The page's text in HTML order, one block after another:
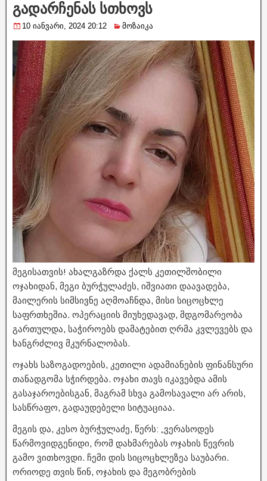
გადარჩენას სთხოვს
10 იანვარი, 2024 20:12 მოზაიკა
მეგისათვის! ახალგაზრდა ქალს კეთილშობილი
ოჯახიდან, მეგი ბურჭულაძეს, იშვიათი დაავადება,
მაილერის სიმსივნე აღმოაჩნდა, მისი სიცოცხლე
საფრთხეშია. ოპერაციის მიუხედავად, მდგომარეობა
გართულდა, საჭიროებს დამატებით ღრმა კვლევებს და
ხანგრძლივ მკურნალობას.
ოჯახს საზოგადოების, კეთილი ადამიანების ფინანსური
თანადგომა სჭირდება. ოჯახი თავს იკავებდა ამის
გასაჯაროებისგან, მაგრამ სხვა გამოსავალი არ არის,
სასწრაფო, გადაუდებელი სიტუაციაა.
მეგის და, კესო ბურჭულაძე, წერს: „ვერასოდეს
წარმოვიდგენიდი, რომ დახმარებას ოჯახის წევრის
გამო ვითხოვდი. ჩემი დის სიცოცხლეზეა საუბარი.
ორიოდე თვის წინ, ოჯახის და მეგობრების